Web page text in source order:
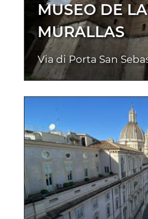
MUSEO DE
MURALLAS
Via di Porta San